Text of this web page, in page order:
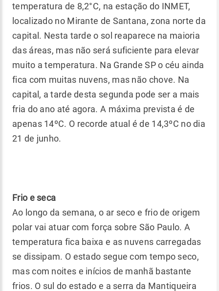
temperatura de 8,2°C, na estação do INMET,
localizado no Mirante de Santana, zona norte da
capital. Nesta tarde o sol reaparece na maioria
das áreas, mas não será suficiente para elevar
muito a temperatura. Na Grande SP o céu ainda
fica com muitas nuvens, mas não chove. Na
capital, a tarde desta segunda pode ser a mais
fria do ano até agora. A máxima prevista é de
apenas 14ºC. O recorde atual é de 14,3ºC no dia
21 de junho.
Frio e seca
Ao longo da semana, o ar seco e frio de origem
polar vai atuar com força sobre São Paulo. A
temperatura fica baixa e as nuvens carregadas
se dissipam. O estado segue com tempo seco,
mas com noites e inícios de manhã bastante
frios. O sul do estado e a serra da Mantiqueira